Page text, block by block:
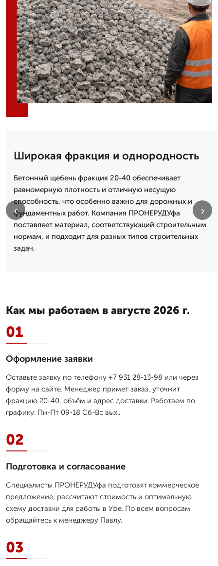
Широкая фракция и однородность
Бетонный щебень фракция 20-40 обеспечивает
равномерную плотность и отличную несущую
способность, что особенно важно для дорожных и
фундаментных работ. Компания ПРОНЕРУДУфа
поставляет материал, соответствующий строительным
нормам, и подходит для разных типов строительных
задач.
‹ ›
Как мы работаем в августе 2026 г.
01
Оформление заявки
Оставьте заявку по телефону +7 931 28-13-98 или через
форму на сайте. Менеджер примет заказ, уточнит
фракцию 20-40, объём и адрес доставки. Работаем по
графику: Пн-Пт 09-18 Сб-Вс вых..
02
Подготовка и согласование
Специалисты ПРОНЕРУДУфа подготовят коммерческое
предложение, рассчитают стоимость и оптимальную
схему доставки для работы в Уфе. По всем вопросам
обращайтесь к менеджеру Павлу.
03